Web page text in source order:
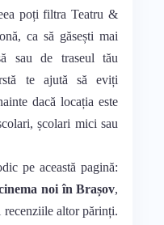
poți filtra Teatru &
ca să găsești mai
sau de traseul tău
te ajută să eviți
dacă locația este
școlari mici sau
pe această pagină:
noi în Brașov,
altor părinți.